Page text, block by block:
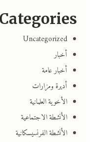
Categories
Uncategorized
أخبار
أخبار عامة
أديرة ومزارات
الأخوية العلمانية
الأنشطة الاجتماعية
الأنشطة الفرنسيسكانية